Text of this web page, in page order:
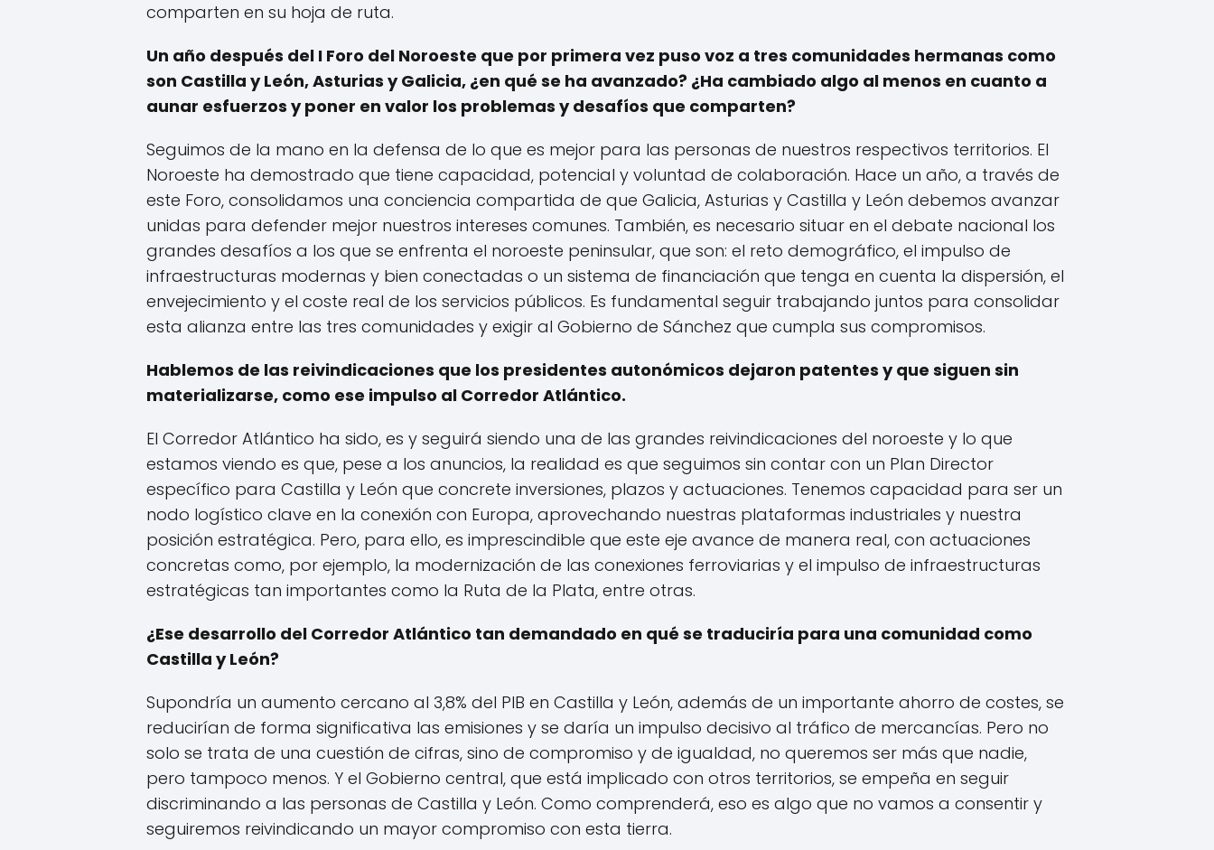
comparten en su hoja de ruta.
Un año después del I Foro del Noroeste que por primera vez puso voz a tres comunidades hermanas como
son Castilla y León, Asturias y Galicia, ¿en qué se ha avanzado? ¿Ha cambiado algo al menos en cuanto a
aunar esfuerzos y poner en valor los problemas y desafíos que comparten?
Seguimos de la mano en la defensa de lo que es mejor para las personas de nuestros respectivos territorios. El
Noroeste ha demostrado que tiene capacidad, potencial y voluntad de colaboración. Hace un año, a través de
este Foro, consolidamos una conciencia compartida de que Galicia, Asturias y Castilla y León debemos avanzar
unidas para defender mejor nuestros intereses comunes. También, es necesario situar en el debate nacional los
grandes desafíos a los que se enfrenta el noroeste peninsular, que son: el reto demográfico, el impulso de
infraestructuras modernas y bien conectadas o un sistema de financiación que tenga en cuenta la dispersión, el
envejecimiento y el coste real de los servicios públicos. Es fundamental seguir trabajando juntos para consolidar
esta alianza entre las tres comunidades y exigir al Gobierno de Sánchez que cumpla sus compromisos.
Hablemos de las reivindicaciones que los presidentes autonómicos dejaron patentes y que siguen sin
materializarse, como ese impulso al Corredor Atlántico.
El Corredor Atlántico ha sido, es y seguirá siendo una de las grandes reivindicaciones del noroeste y lo que
estamos viendo es que, pese a los anuncios, la realidad es que seguimos sin contar con un Plan Director
específico para Castilla y León que concrete inversiones, plazos y actuaciones. Tenemos capacidad para ser un
nodo logístico clave en la conexión con Europa, aprovechando nuestras plataformas industriales y nuestra
posición estratégica. Pero, para ello, es imprescindible que este eje avance de manera real, con actuaciones
concretas como, por ejemplo, la modernización de las conexiones ferroviarias y el impulso de infraestructuras
estratégicas tan importantes como la Ruta de la Plata, entre otras.
¿Ese desarrollo del Corredor Atlántico tan demandado en qué se traduciría para una comunidad como
Castilla y León?
Supondría un aumento cercano al 3,8% del PIB en Castilla y León, además de un importante ahorro de costes, se
reducirían de forma significativa las emisiones y se daría un impulso decisivo al tráfico de mercancías. Pero no
solo se trata de una cuestión de cifras, sino de compromiso y de igualdad, no queremos ser más que nadie,
pero tampoco menos. Y el Gobierno central, que está implicado con otros territorios, se empeña en seguir
discriminando a las personas de Castilla y León. Como comprenderá, eso es algo que no vamos a consentir y
seguiremos reivindicando un mayor compromiso con esta tierra.